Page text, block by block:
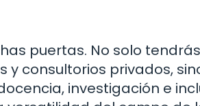
puertas. No solo
consultorios privados,
investigación e